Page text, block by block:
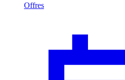
Offres